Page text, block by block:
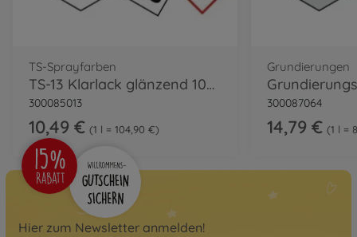
TS-Sprayfarben
TS-13 Klarlack glänzend 100ml
300085013
10,49 € 1 l = 104,90 €
Grundierungen
300087064
14,79 € 1 l =
Hier zum Newsletter anmelden!